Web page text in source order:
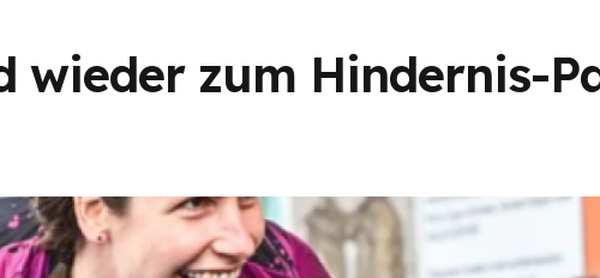
wieder zum Hindernis-